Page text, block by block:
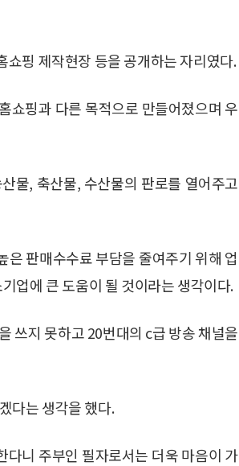
쇼핑 제작현장 등을 공개하는 자리였다.
쇼핑과 다른 목적으로 만들어졌으며 우
물, 축산물, 수산물의 판로를 열어주고
판매수수료 부담을 줄여주기 위해 업
업에 큰 도움이 될 것이라는 생각이다.
쓰지 못하고 20번대의 c급 방송 채널을
다는 생각을 했다.
니 주부인 필자로서는 더욱 마음이 가